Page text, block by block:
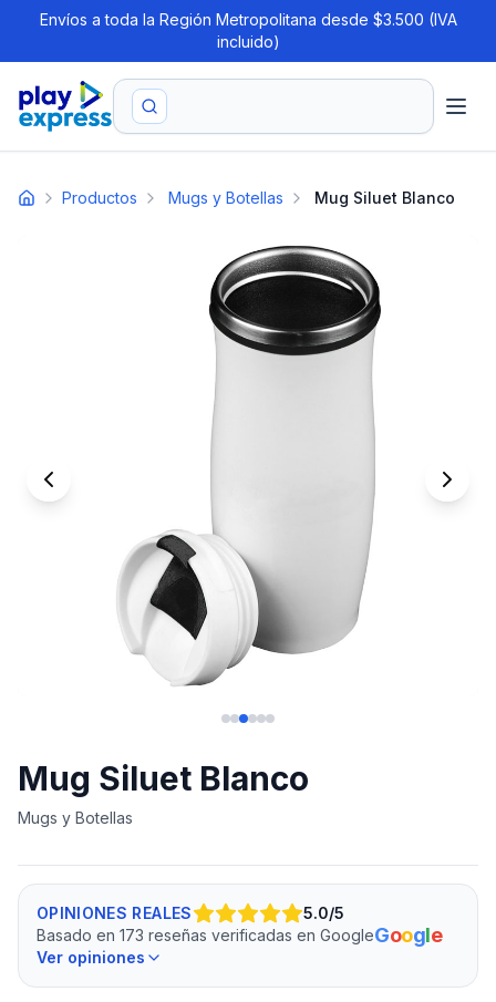
Envíos a toda la Región Metropolitana desde $3.500 (IVA
incluido)
Productos Mugs y Botellas Mug Siluet Blanco
Mug Siluet Blanco
Mugs y Botellas
OPINIONES REALES 5.0/5
Basado en 173 reseñas verificadas en GoogleGoogle
Ver opiniones